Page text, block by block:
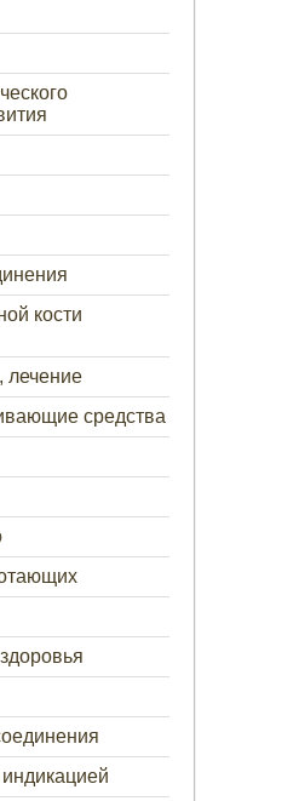
кости
лечение
средства